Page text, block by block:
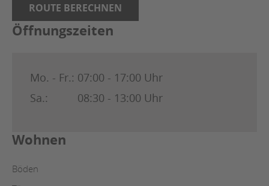
ROUTE BERECHNEN
Öffnungszeiten
Mo. - Fr.: 07:00 - 17:00 Uhr
Sa.:
08:30 - 13:00 Uhr
Wohnen
Böden